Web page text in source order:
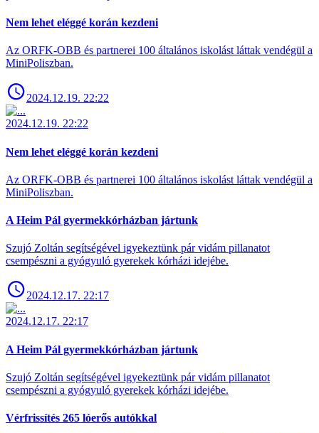
Nem lehet eléggé korán kezdeni
Az ORFK-OBB és partnerei 100 általános iskolást láttak vendégül a
MiniPoliszban.
2024.12.19. 22:22
2024.12.19. 22:22
Nem lehet eléggé korán kezdeni
Az ORFK-OBB és partnerei 100 általános iskolást láttak vendégül a
MiniPoliszban.
A Heim Pál gyermekkórházban jártunk
Szujó Zoltán segítségével igyekeztünk pár vidám pillanatot
csempészni a gyógyuló gyerekek kórházi idejébe.
2024.12.17. 22:17
2024.12.17. 22:17
A Heim Pál gyermekkórházban jártunk
Szujó Zoltán segítségével igyekeztünk pár vidám pillanatot
csempészni a gyógyuló gyerekek kórházi idejébe.
Vérfrissítés 265 lóerős autókkal